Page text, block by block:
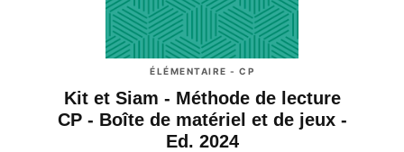
ÉLÉMENTAIRE - CP
Kit et Siam - Méthode de lecture
CP - Boîte de matériel et de jeux -
Ed. 2024